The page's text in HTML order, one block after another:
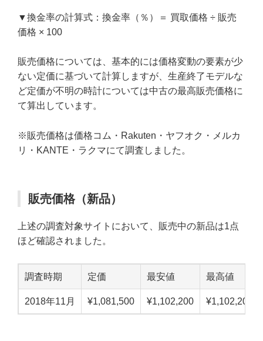
▼換金率の計算式：換金率（％）＝ 買取価格 ÷ 販売
価格 × 100
販売価格については、基本的には価格変動の要素が少
ない定価に基づいて計算しますが、生産終了モデルな
ど定価が不明の時計については中古の最高販売価格に
て算出しています。
※販売価格は価格コム・Rakuten・ヤフオク・メルカ
リ・KANTE・ラクマにて調査しました。
販売価格（新品）
上述の調査対象サイトにおいて、販売中の新品は1点
ほど確認されました。
調査時期 定価 最安値 最高値
2018年11月 ¥1,081,500 ¥1,102,200 ¥1,102,200